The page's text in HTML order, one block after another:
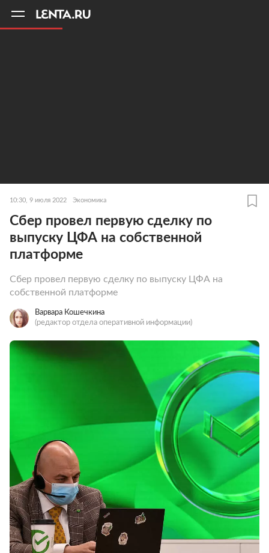
10:30, 9 июля 2022 Экономика
Сбер провел первую сделку по
выпуску ЦФА на собственной
платформе
Сбер провел первую сделку по выпуску ЦФА на
собственной платформе
Варвара Кошечкина
(редактор отдела оперативной информации)